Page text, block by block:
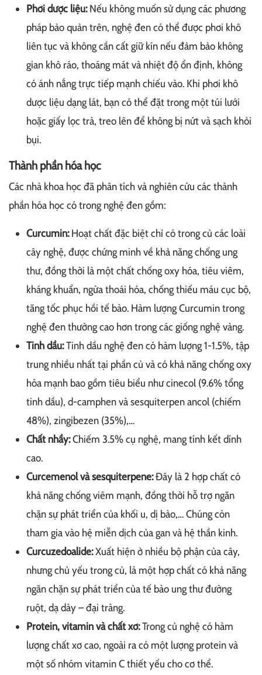
Phơi dược liệu:Nếu không muốn sử dụng các phương
pháp bảo quản trên, nghệ đen có thể được phơi khô
liên tục và không cần cất giữ kín nếu đảm bảo không
gian khô ráo, thoáng mát và nhiệt độ ổn định, không
có ánh nắng trực tiếp mạnh chiếu vào. Khi phơi khô
dược liệu dạng lát, bạn có thể đặt trong một túi lưới
hoặc giấy lọc trà, treo lên để không bị nứt và sạch khỏi
bụi.
Thành phần hóa học
Các nhà khoa học đã phân tích và nghiên cứu các thành
phần hóa học có trong nghệ đen gồm:
Curcumin:Hoạt chất đặc biệt chỉ có trong củ các loài
cây nghệ, được chứng minh về khả năng chống ung
thư, đồng thời là một chất chống oxy hóa, tiêu viêm,
kháng khuẩn, ngừa thoái hóa, chống thiếu máu cục bộ,
tăng tốc phục hồi tế bào. Hàm lượng Curcumin trong
nghệ đen thường cao hơn trong các giống nghệ vàng.
Tinh dầu:Tinh dầu nghệ đen có hàm lượng 1-1.5%, tập
trung nhiều nhất tại phần củ và có khả năng chống oxy
hóa mạnh bao gồm tiêu biểu như cinecol (9.6% tổng
tinh dầu), d-camphen và sesquiterpen ancol (chiếm
48%), zingibezen (35%),…
Chất nhầy:Chiếm 3.5% cụ nghệ, mang tính kết dính
cao.
Curcemenol và sesquiterpene:Đây là 2 hợp chất có
khả năng chống viêm mạnh, đồng thời hỗ trợ ngăn
chặn sự phát triển của khối u, dị bào,… Chúng còn
tham gia vào hệ miễn dịch của gan và hệ thần kinh.
Curcuzedoalide:Xuất hiện ở nhiều bộ phận của cây,
nhưng chủ yếu trong củ, là một hợp chất có khả năng
ngăn chặn sự phát triển của tế bào ung thư đường
ruột, dạ dày – đại tràng.
Protein, vitamin và chất xơ:Trong củ nghệ có hàm
lượng chất xơ cao, ngoài ra có một lượng protein và
một số nhóm vitamin C thiết yếu cho cơ thể.